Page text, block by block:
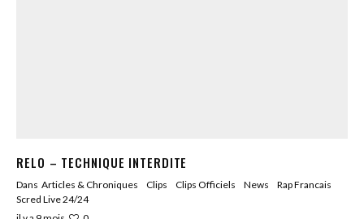
RELO – TECHNIQUE INTERDITE
Dans Articles & Chroniques Clips Clips Officiels News
Rap Francais
Scred Live 24/24